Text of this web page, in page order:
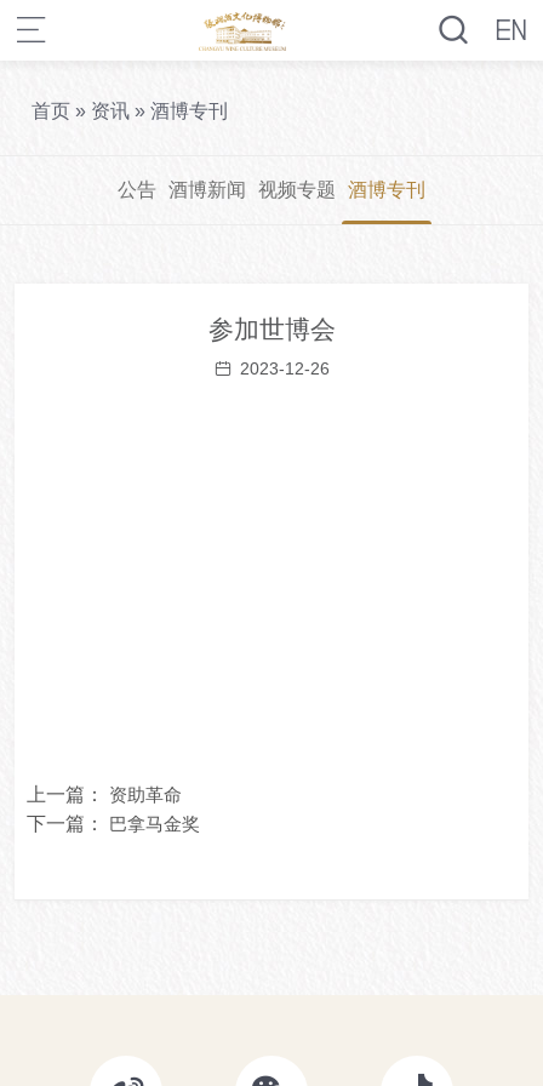
首页 » 资讯 » 酒博专刊
公告 酒博新闻 视频专题 酒博专刊
参加世博会
2023-12-26
上一篇：
资助革命
下一篇：
巴拿马金奖